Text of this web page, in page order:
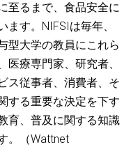
至るまで、食品安全に
す。NIFSIは毎年、
型大学の教員にこれら
医療専門家、研究者、
ス従事者、消費者、そ
する重要な決定を下す
育、普及に関する知識
。（Wattnet